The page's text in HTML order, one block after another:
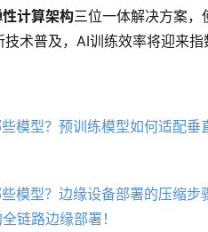
计算架构三位一体解决方案
术普及，AI训练效率将迎来指
模型？预训练模型如何适配
模型？边缘设备部署的压缩
链路边缘部署！